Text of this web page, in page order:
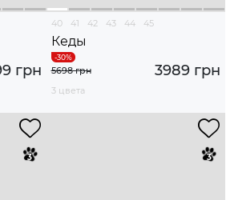
грн
40 41 42 43 44 45
Кеды
3989 грн
5698 грн
3 цвета